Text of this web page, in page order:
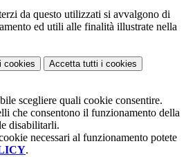
da questo utilizzati si avvalgono di
ed utili alle finalità illustrate nella
i cookies Accetta tutti i cookies
scegliere quali cookie consentire.
che consentono il funzionamento della
disabilitarli.
necessari al funzionamento potete
.